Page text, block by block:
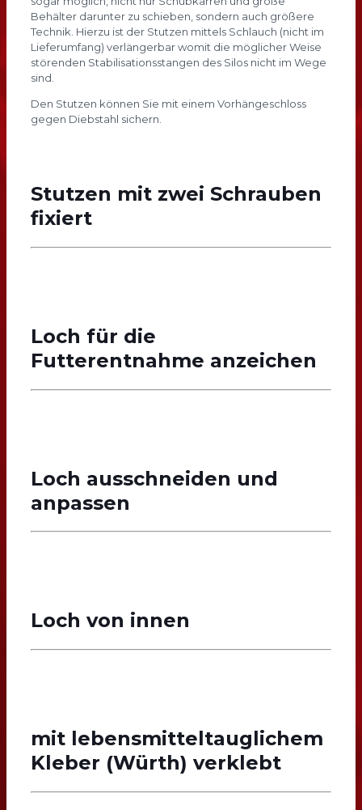
Behälter darunter zu schieben, sondern auch größere
Technik. Hierzu ist der Stutzen mittels Schlauch (nicht im
Lieferumfang) verlängerbar womit die möglicher Weise
störenden Stabilisationsstangen des Silos nicht im Wege
sind.
Den Stutzen können Sie mit einem Vorhängeschloss
gegen Diebstahl sichern.
Stutzen mit zwei Schrauben
fixiert
Loch für die
Futterentnahme anzeichen
Loch ausschneiden und
anpassen
Loch von innen
mit lebensmitteltauglichem
Kleber (Würth) verklebt